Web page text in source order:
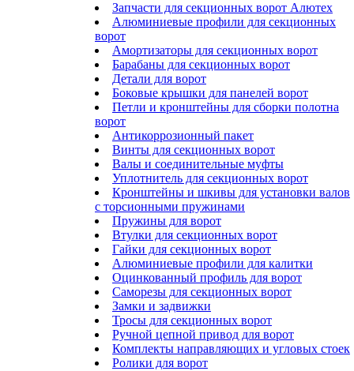
Запчасти для секционных ворот Алютех
Алюминиевые профили для секционных
ворот
Амортизаторы для секционных ворот
Барабаны для секционных ворот
Детали для ворот
Боковые крышки для панелей ворот
Петли и кронштейны для сборки полотна
ворот
Антикоррозионный пакет
Винты для секционных ворот
Валы и соединительные муфты
Уплотнитель для секционных ворот
Кронштейны и шкивы для установки валов
с торсионными пружинами
Пружины для ворот
Втулки для секционных ворот
Гайки для секционных ворот
Алюминиевые профили для калитки
Оцинкованный профиль для ворот
Саморезы для секционных ворот
Замки и задвижки
Тросы для секционных ворот
Ручной цепной привод для ворот
Комплекты направляющих и угловых стоек
Ролики для ворот